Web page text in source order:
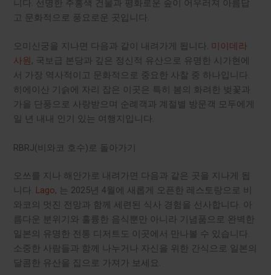
니다. 선명한 주홍색 건물과 평화로운 숲이 어우러져 아름답
고 문화적으로 풍요로운 곳입니다.
오미신궁을 지나면 다음과 같이 내려가게 됩니다. 미이데라
사원 , 국보급 본당과 깊은 정신적 유산으로 유명한 시가현에
서 가장 역사적이고 문화적으로 중요한 사찰 중 하나입니다.
히에이산 기슭에 자리 잡은 이곳은 특히 봄의 화려한 벚꽃과
가을 단풍으로 사랑받으며 순례객과 계절별 방문객 모두에게
일 년 내내 인기 있는 여행지입니다.
RBRJ(비와코 호수)로 돌아가기
오쓰를 지나 해안가로 내려가면 다음과 같은 곳을 지나게 됩
니다. Lago, 는 2025년 4월에 새롭게 오픈한 레스토랑으로 비
와코의 멋진 전망과 함께 세련된 식사 경험을 선사합니다. 아
름다운 분위기와 훌륭한 음식뿐만 아니라 기념품으로 완벽한
일본의 유명한 전통 디저트도 이곳에서 만나볼 수 있습니다.
소중한 사람들과 함께 나누거나 자신을 위한 간식으로 일본의
달콤한 유산을 집으로 가져가 보세요.